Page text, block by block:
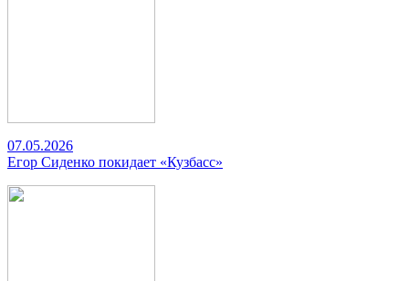
07.05.2026
Егор Сиденко покидает «Кузбасс»